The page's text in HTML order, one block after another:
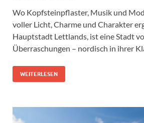
Wo Kopfsteinpflaster, Musik und
voller Licht, Charme und Charakter
Hauptstadt Lettlands, ist eine Stadt
Überraschungen – nordisch in ihrer
WEITERLESEN